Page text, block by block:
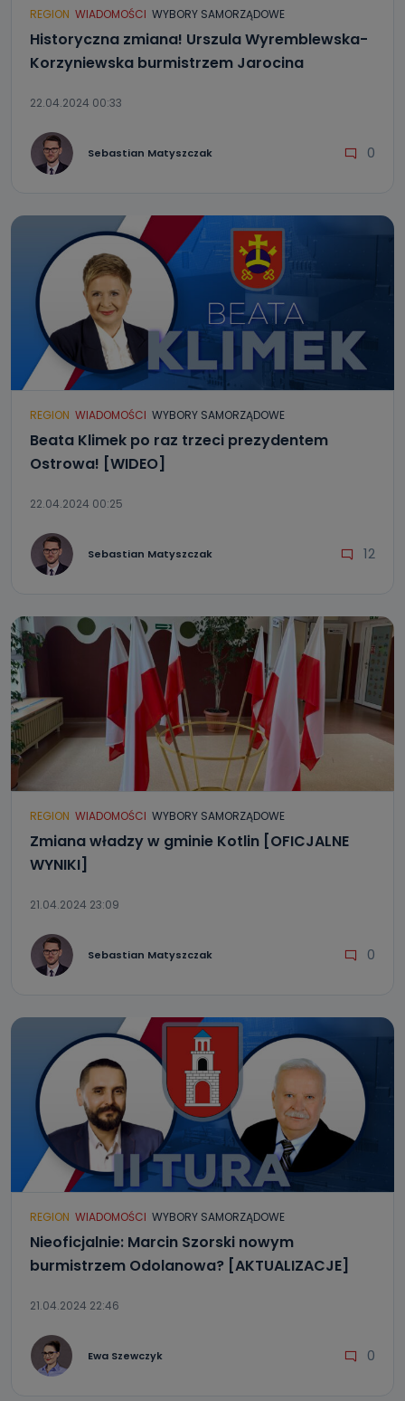
REGION WIADOMOŚCI WYBORY SAMORZĄDOWE
Historyczna zmiana! Urszula Wyremblewska-
Korzyniewska burmistrzem Jarocina
22.04.2024 00:33
Sebastian Matyszczak 0
REGION WIADOMOŚCI WYBORY SAMORZĄDOWE
Beata Klimek po raz trzeci prezydentem
Ostrowa! [WIDEO]
22.04.2024 00:25
Sebastian Matyszczak 12
REGION WIADOMOŚCI WYBORY SAMORZĄDOWE
Zmiana władzy w gminie Kotlin [OFICJALNE
WYNIKI]
21.04.2024 23:09
Sebastian Matyszczak 0
REGION WIADOMOŚCI WYBORY SAMORZĄDOWE
Nieoficjalnie: Marcin Szorski nowym
burmistrzem Odolanowa? [AKTUALIZACJE]
21.04.2024 22:46
Ewa Szewczyk 0